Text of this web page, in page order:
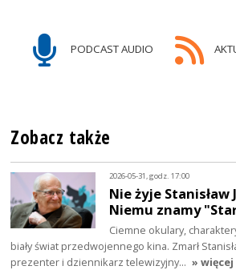
PODCAST AUDIO
Zobacz także
2026-05-31, godz. 17:00
Nie żyje
Niemu znamy
Ciemne okulary,
biały świat przedwojennego kina. Zmarł
prezenter i dziennikarz telewizyjny… » więcej